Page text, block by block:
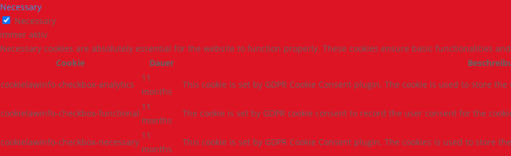
Necessary
Necessary
immer aktiv
Necessary cookies are absolutely essential for the website to function properly. These cookies ensure basic functionalities
Cookie
Dauer
cookielawinfo-checkbox-analytics
11
months
This cookie is set by GDPR Cookie Consent plugin. The cookie is used to store
cookielawinfo-checkbox-functional
11
months
The cookie is set by GDPR cookie consent to record the user consent for the
cookielawinfo-checkbox-necessary
11
months
This cookie is set by GDPR Cookie Consent plugin. The cookies is used to store